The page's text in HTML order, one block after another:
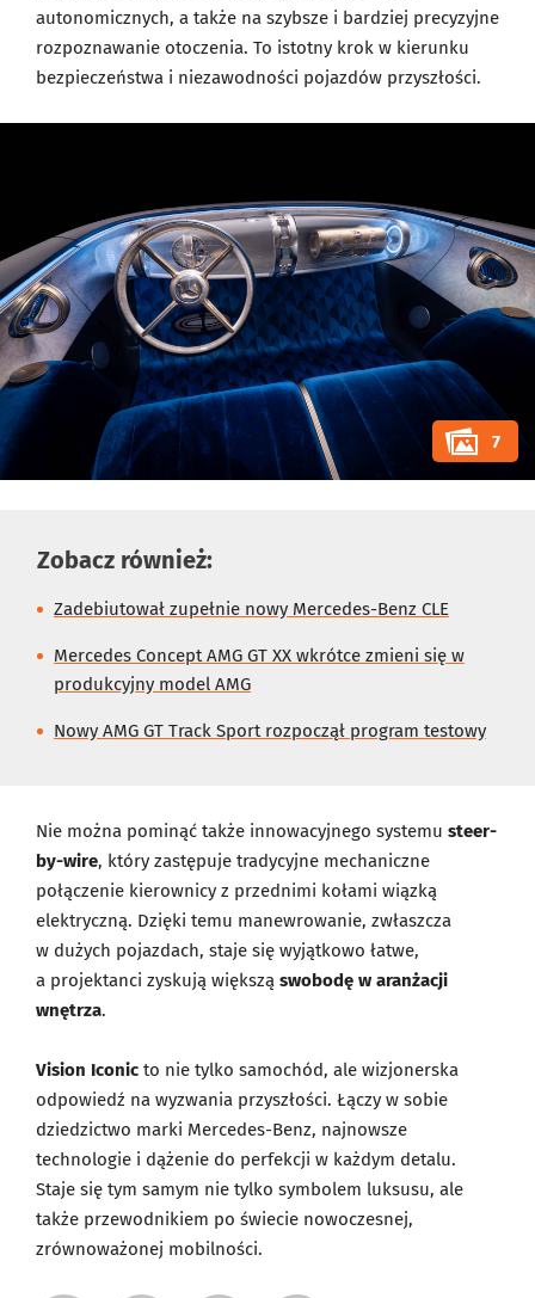
autonomicznych, a także na szybsze i bardziej precyzyjne
rozpoznawanie otoczenia. To istotny krok w kierunku
bezpieczeństwa i niezawodności pojazdów przyszłości.
7
Zobacz również:
Zadebiutował zupełnie nowy Mercedes-Benz CLE
Mercedes Concept AMG GT XX wkrótce zmieni się w
produkcyjny model AMG
Nowy AMG GT Track Sport rozpoczął program testowy
Nie można pominąć także innowacyjnego systemu steer-
by-wire, który zastępuje tradycyjne mechaniczne
połączenie kierownicy z przednimi kołami wiązką
elektryczną. Dzięki temu manewrowanie, zwłaszcza
w dużych pojazdach, staje się wyjątkowo łatwe,
a projektanci zyskują większą swobodę w aranżacji
wnętrza.
Vision Iconic to nie tylko samochód, ale wizjonerska
odpowiedź na wyzwania przyszłości. Łączy w sobie
dziedzictwo marki Mercedes-Benz, najnowsze
technologie i dążenie do perfekcji w każdym detalu.
Staje się tym samym nie tylko symbolem luksusu, ale
także przewodnikiem po świecie nowoczesnej,
zrównoważonej mobilności.